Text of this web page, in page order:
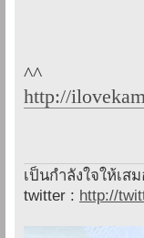
^^
http://
เป็นกำลังใจให้เสม
twitter : http://